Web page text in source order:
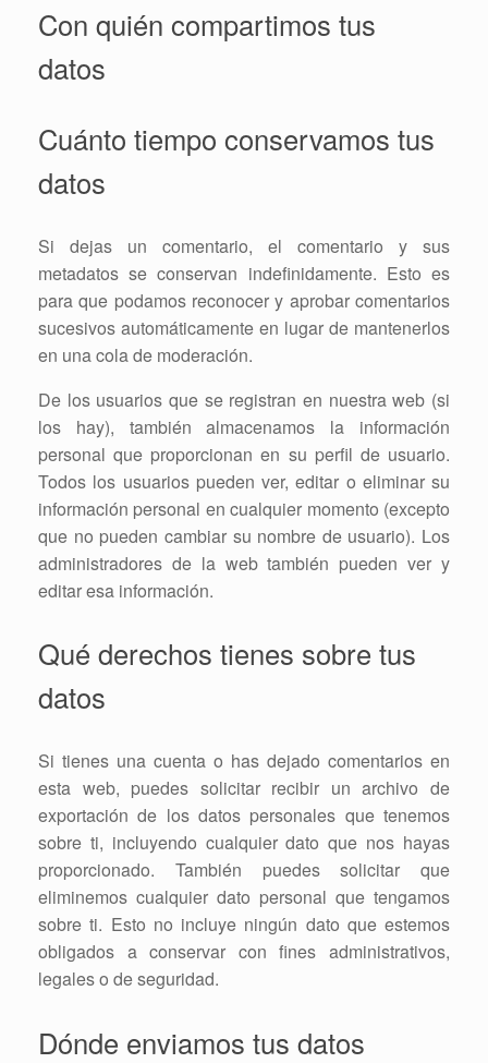
Con quién compartimos tus
datos
Cuánto tiempo conservamos tus
datos
Si dejas un comentario, el comentario y sus
metadatos se conservan indefinidamente. Esto es
para que podamos reconocer y aprobar comentarios
sucesivos automáticamente en lugar de mantenerlos
en una cola de moderación.
De los usuarios que se registran en nuestra web (si
los hay), también almacenamos la información
personal que proporcionan en su perfil de usuario.
Todos los usuarios pueden ver, editar o eliminar su
información personal en cualquier momento (excepto
que no pueden cambiar su nombre de usuario). Los
administradores de la web también pueden ver y
editar esa información.
Qué derechos tienes sobre tus
datos
Si tienes una cuenta o has dejado comentarios en
esta web, puedes solicitar recibir un archivo de
exportación de los datos personales que tenemos
sobre ti, incluyendo cualquier dato que nos hayas
proporcionado. También puedes solicitar que
eliminemos cualquier dato personal que tengamos
sobre ti. Esto no incluye ningún dato que estemos
obligados a conservar con fines administrativos,
legales o de seguridad.
Dónde enviamos tus datos